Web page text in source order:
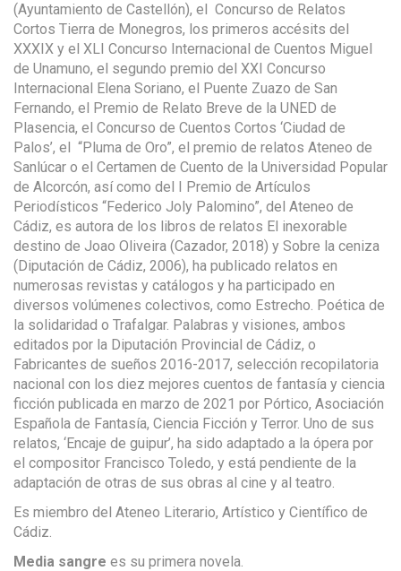
(Ayuntamiento de Castellón), el Concurso de Relatos
Cortos Tierra de Monegros, los primeros accésits del
XXXIX y el XLI Concurso Internacional de Cuentos Miguel
de Unamuno, el segundo premio del XXI Concurso
Internacional Elena Soriano, el Puente Zuazo de San
Fernando, el Premio de Relato Breve de la UNED de
Plasencia, el Concurso de Cuentos Cortos ‘Ciudad de
Palos’, el “Pluma de Oro”, el premio de relatos Ateneo de
Sanlúcar o el Certamen de Cuento de la Universidad Popular
de Alcorcón, así como del I Premio de Artículos
Periodísticos “Federico Joly Palomino”, del Ateneo de
Cádiz, es autora de los libros de relatos El inexorable
destino de Joao Oliveira (Cazador, 2018) y Sobre la ceniza
(Diputación de Cádiz, 2006), ha publicado relatos en
numerosas revistas y catálogos y ha participado en
diversos volúmenes colectivos, como Estrecho. Poética de
la solidaridad o Trafalgar. Palabras y visiones, ambos
editados por la Diputación Provincial de Cádiz, o
Fabricantes de sueños 2016-2017, selección recopilatoria
nacional con los diez mejores cuentos de fantasía y ciencia
ficción publicada en marzo de 2021 por Pórtico, Asociación
Española de Fantasía, Ciencia Ficción y Terror. Uno de sus
relatos, ‘Encaje de guipur’, ha sido adaptado a la ópera por
el compositor Francisco Toledo, y está pendiente de la
adaptación de otras de sus obras al cine y al teatro.
Es miembro del Ateneo Literario, Artístico y Científico de
Cádiz.
Media sangre es su primera novela.